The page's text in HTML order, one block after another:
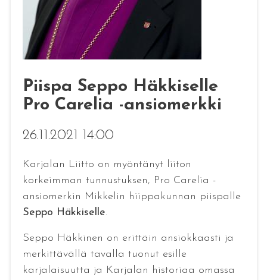
Piispa Seppo Häkkiselle
Pro Carelia -ansiomerkki
26.11.2021 14:00
Karjalan Liitto on myöntänyt liiton
korkeimman tunnustuksen, Pro Carelia -
ansiomerkin Mikkelin hiippakunnan piispalle
Seppo Häkkiselle.
Seppo Häkkinen on erittäin ansiokkaasti ja
merkittävällä tavalla tuonut esille
karjalaisuutta ja Karjalan historiaa omassa